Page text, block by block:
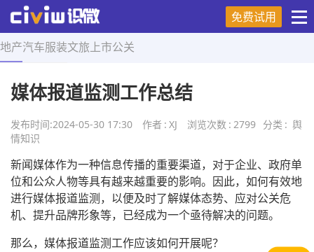
免费试用
地产汽车服装文旅 上市公关
首页 > 舆情知识 > 正文
媒体报道监测工作总结
发布时间:2024-05-30 17:30 作者 : XJ 浏览次数 : 2799 分类 : 舆
情知识
新闻媒体作为一种信息传播的重要渠道，对于企业、政府单
位和公众人物等具有越来越重要的影响。因此，如何有效地
进行媒体报道监测，以便及时了解媒体态势、应对公关危
机、提升品牌形象等，已经成为一个亟待解决的问题。
那么，媒体报道监测工作应该如何开展呢？